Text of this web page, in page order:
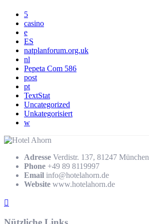
5
casino
e
ES
natplanforum.org.uk
nl
Pepeta Com 586
post
pt
TextStat
Uncategorized
Unkategorisiert
w
Adresse Verdistr. 137, 81247 München
Phone +49 89 8119997
Email info@hotelahorn.de
Website www.hotelahorn.de